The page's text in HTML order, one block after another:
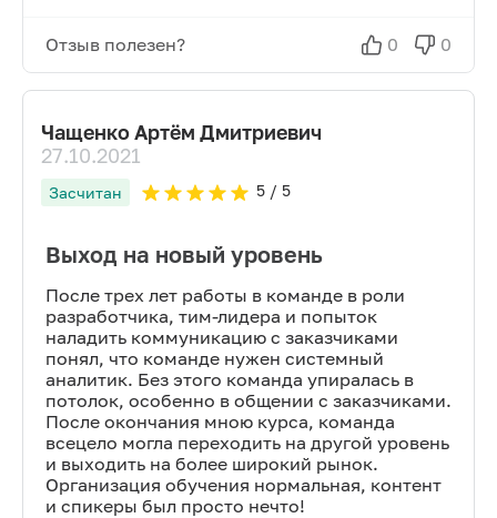
Отзыв полезен? 0 0
Чащенко Артём Дмитриевич
27.10.2021
Засчитан 5/ 5
Выход на новый уровень
После трех лет работы в команде в роли
разработчика, тим-лидера и попыток
наладить коммуникацию с заказчиками
понял, что команде нужен системный
аналитик. Без этого команда упиралась в
потолок, особенно в общении с заказчиками.
После окончания мною курса, команда
всецело могла переходить на другой уровень
и выходить на более широкий рынок.
Организация обучения нормальная, контент
и спикеры был просто нечто!